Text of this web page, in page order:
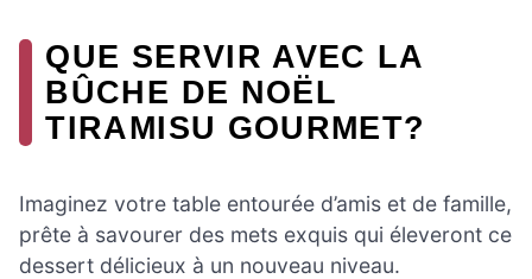
QUE SERVIR AVEC LA
BÛCHE DE NOËL
TIRAMISU GOURMET?
Imaginez votre table entourée d’amis et de famille,
prête à savourer des mets exquis qui éleveront ce
dessert délicieux à un nouveau niveau.